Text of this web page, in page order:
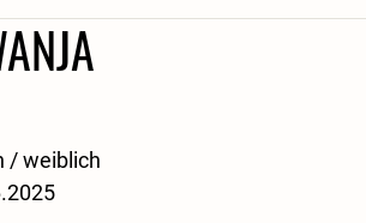
/ weiblich